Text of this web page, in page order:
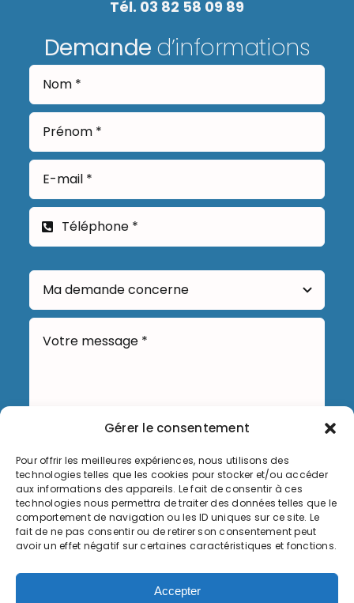
Gérer le consentement
Pour offrir les meilleures expériences, nous utilisons des
technologies telles que les cookies pour stocker et/ou accéder
aux informations des appareils. Le fait de consentir à ces
technologies nous permettra de traiter des données telles que le
comportement de navigation ou les ID uniques sur ce site. Le
fait de ne pas consentir ou de retirer son consentement peut
avoir un effet négatif sur certaines caractéristiques et fonctions.
Accepter
Tél. 03 82 58 09 89
Demande d’informations
Envoyer
Informations légales
Politique de cookies (UE)